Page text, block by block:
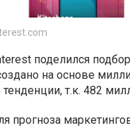
поделился
на основе
т.к. 482
прогноза